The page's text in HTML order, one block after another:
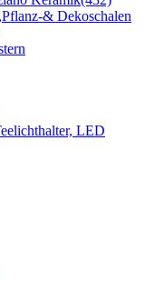
& Dekoschalen
LED